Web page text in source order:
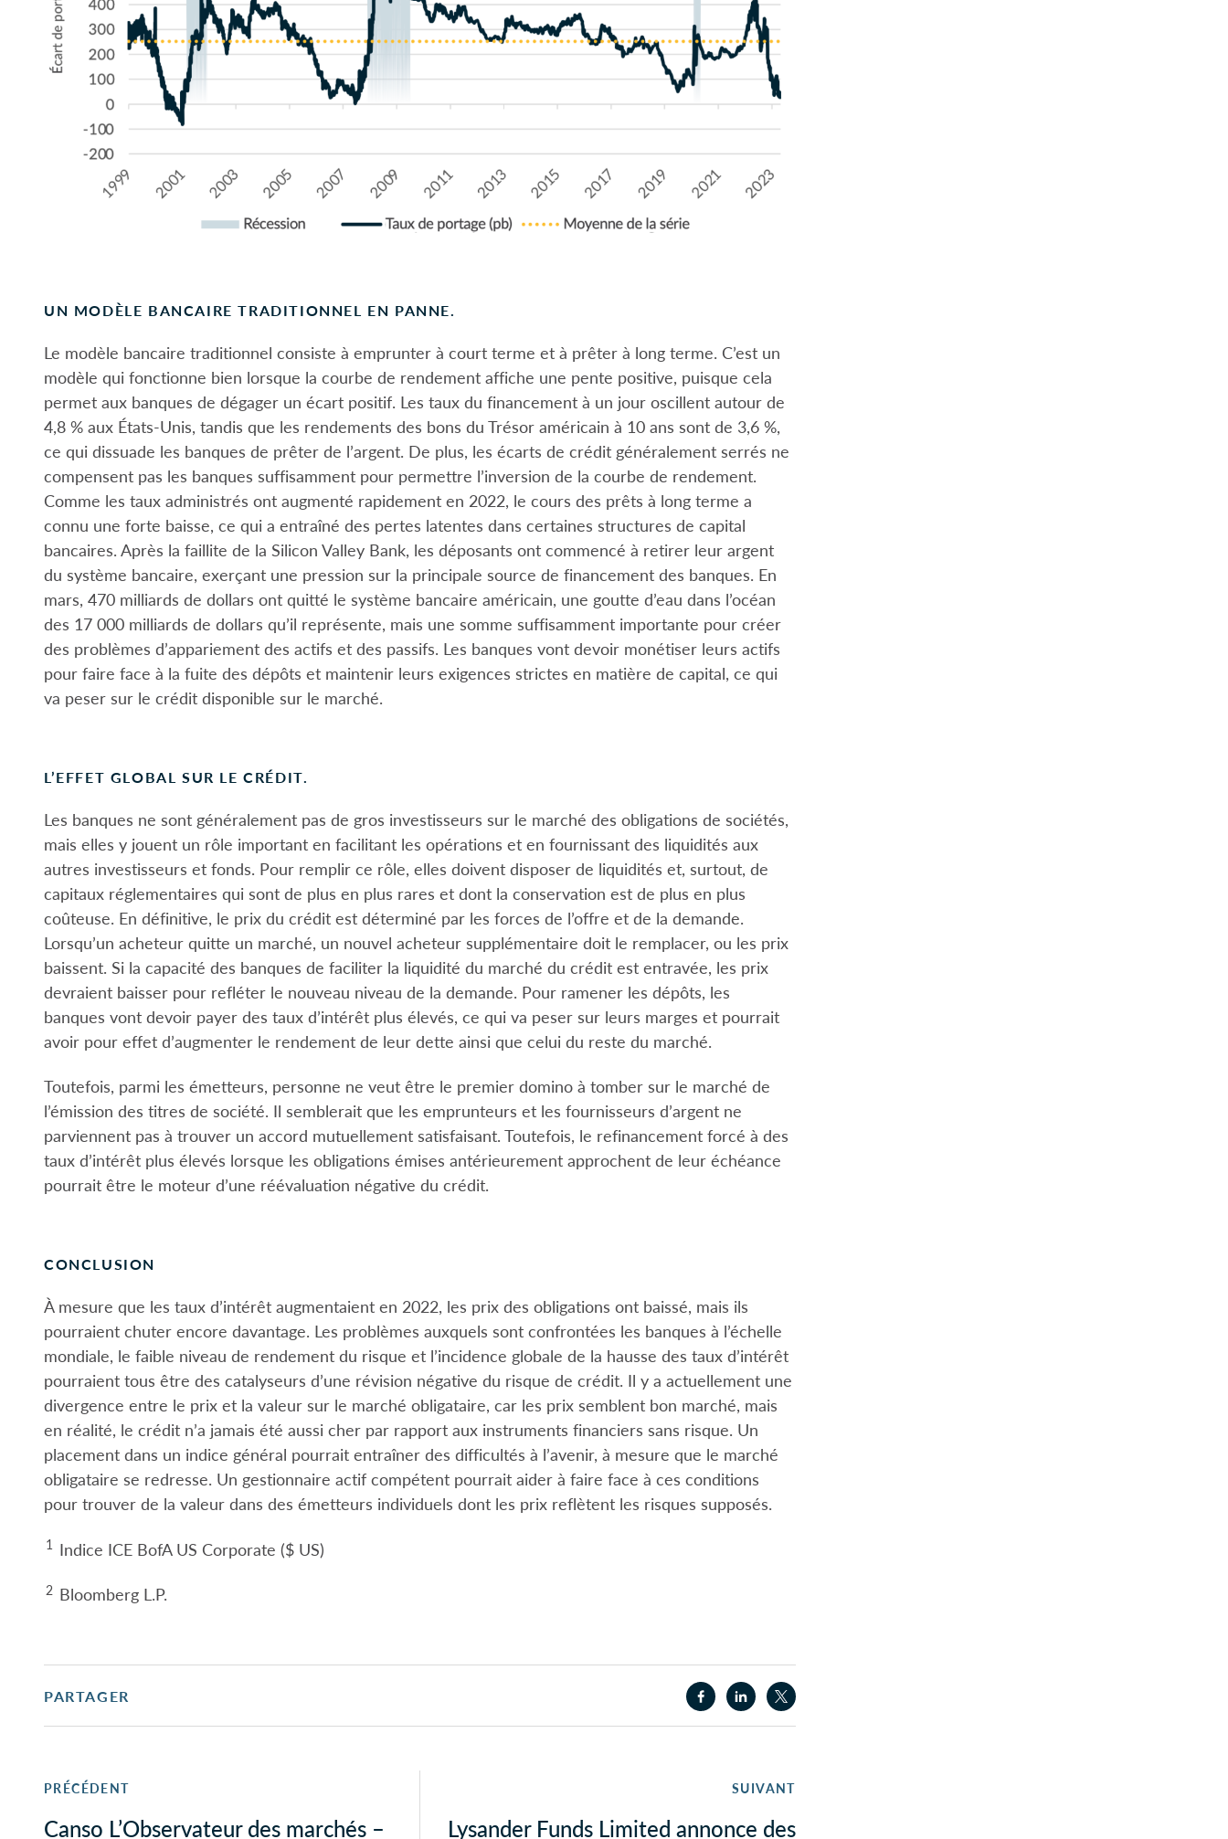
UN MODÈLE BANCAIRE TRADITIONNEL EN PANNE.
Le modèle bancaire traditionnel consiste à emprunter à court terme et à prêter à long terme. C’est un
modèle qui fonctionne bien lorsque la courbe de rendement affiche une pente positive, puisque cela
permet aux banques de dégager un écart positif. Les taux du financement à un jour oscillent autour de
4,8 % aux États-Unis, tandis que les rendements des bons du Trésor américain à 10 ans sont de 3,6 %,
ce qui dissuade les banques de prêter de l’argent. De plus, les écarts de crédit généralement serrés ne
compensent pas les banques suffisamment pour permettre l’inversion de la courbe de rendement.
Comme les taux administrés ont augmenté rapidement en 2022, le cours des prêts à long terme a
connu une forte baisse, ce qui a entraîné des pertes latentes dans certaines structures de capital
bancaires. Après la faillite de la Silicon Valley Bank, les déposants ont commencé à retirer leur argent
du système bancaire, exerçant une pression sur la principale source de financement des banques. En
mars, 470 milliards de dollars ont quitté le système bancaire américain, une goutte d’eau dans l’océan
des 17 000 milliards de dollars qu’il représente, mais une somme suffisamment importante pour créer
des problèmes d’appariement des actifs et des passifs. Les banques vont devoir monétiser leurs actifs
pour faire face à la fuite des dépôts et maintenir leurs exigences strictes en matière de capital, ce qui
va peser sur le crédit disponible sur le marché.
L’EFFET GLOBAL SUR LE CRÉDIT.
Les banques ne sont généralement pas de gros investisseurs sur le marché des obligations de sociétés,
mais elles y jouent un rôle important en facilitant les opérations et en fournissant des liquidités aux
autres investisseurs et fonds. Pour remplir ce rôle, elles doivent disposer de liquidités et, surtout, de
capitaux réglementaires qui sont de plus en plus rares et dont la conservation est de plus en plus
coûteuse. En définitive, le prix du crédit est déterminé par les forces de l’offre et de la demande.
Lorsqu’un acheteur quitte un marché, un nouvel acheteur supplémentaire doit le remplacer, ou les prix
baissent. Si la capacité des banques de faciliter la liquidité du marché du crédit est entravée, les prix
devraient baisser pour refléter le nouveau niveau de la demande. Pour ramener les dépôts, les
banques vont devoir payer des taux d’intérêt plus élevés, ce qui va peser sur leurs marges et pourrait
avoir pour effet d’augmenter le rendement de leur dette ainsi que celui du reste du marché.
Toutefois, parmi les émetteurs, personne ne veut être le premier domino à tomber sur le marché de
l’émission des titres de société. Il semblerait que les emprunteurs et les fournisseurs d’argent ne
parviennent pas à trouver un accord mutuellement satisfaisant. Toutefois, le refinancement forcé à des
taux d’intérêt plus élevés lorsque les obligations émises antérieurement approchent de leur échéance
pourrait être le moteur d’une réévaluation négative du crédit.
CONCLUSION
À mesure que les taux d’intérêt augmentaient en 2022, les prix des obligations ont baissé, mais ils
pourraient chuter encore davantage. Les problèmes auxquels sont confrontées les banques à l’échelle
mondiale, le faible niveau de rendement du risque et l’incidence globale de la hausse des taux d’intérêt
pourraient tous être des catalyseurs d’une révision négative du risque de crédit. Il y a actuellement une
divergence entre le prix et la valeur sur le marché obligataire, car les prix semblent bon marché, mais
en réalité, le crédit n’a jamais été aussi cher par rapport aux instruments financiers sans risque. Un
placement dans un indice général pourrait entraîner des difficultés à l’avenir, à mesure que le marché
obligataire se redresse. Un gestionnaire actif compétent pourrait aider à faire face à ces conditions
pour trouver de la valeur dans des émetteurs individuels dont les prix reflètent les risques supposés.
1 Indice ICE BofA US Corporate ($ US)
2 Bloomberg L.P.
PARTAGER
PRÉCÉDENT
Canso L’Observateur des marchés –
SUIVANT
Lysander Funds Limited annonce des